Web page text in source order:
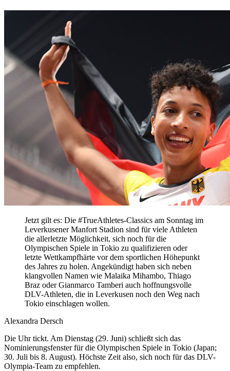
Jetzt gilt es: Die #TrueAthletes-Classics am Sonntag im
Leverkusener Manfort Stadion sind für viele Athleten
die allerletzte Möglichkeit, sich noch für die
Olympischen Spiele in Tokio zu qualifizieren oder
letzte Wettkampfhärte vor dem sportlichen Höhepunkt
des Jahres zu holen. Angekündigt haben sich neben
klangvollen Namen wie Malaika Mihambo, Thiago
Braz oder Gianmarco Tamberi auch hoffnungsvolle
DLV-Athleten, die in Leverkusen noch den Weg nach
Tokio einschlagen wollen.
Alexandra Dersch
Die Uhr tickt. Am Dienstag (29. Juni) schließt sich das
Nominierungsfenster für die Olympischen Spiele in Tokio (Japan;
30. Juli bis 8. August). Höchste Zeit also, sich noch für das DLV-
Olympia-Team zu empfehlen.